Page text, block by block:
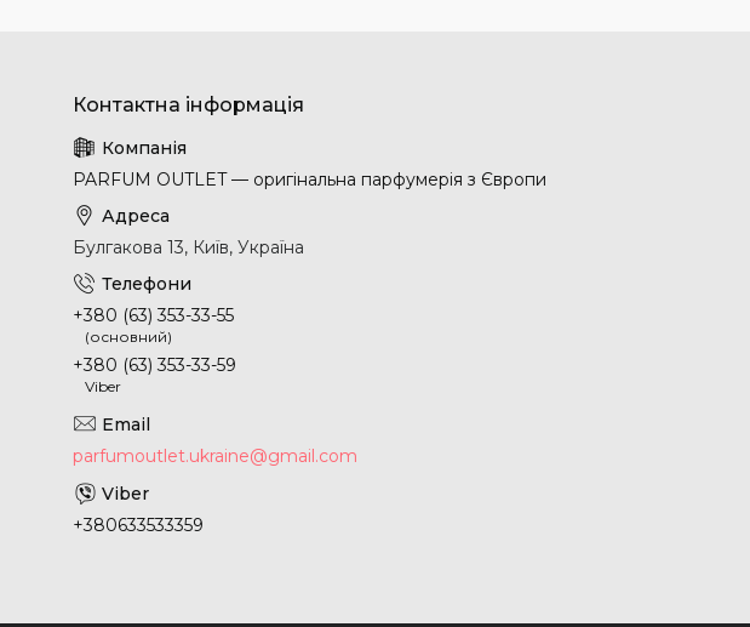
PARFUM OUTLET — оригінальна парфумерія з Європи
Булгакова 13, Київ, Україна
+380 (63) 353-33-55
(основний)
+380 (63) 353-33-59
Viber
parfumoutlet.ukraine@gmail.com
+380633533359